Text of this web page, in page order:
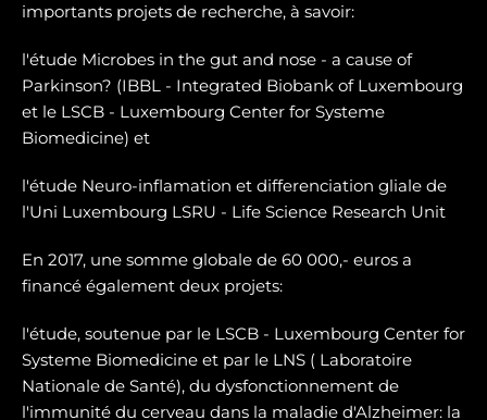
importants projets de recherche, à savoir:
l'étude Microbes in the gut and nose - a cause of
Parkinson? (IBBL - Integrated Biobank of Luxembourg
et le LSCB - Luxembourg Center for Systeme
Biomedicine) et
l'étude Neuro-inflamation et differenciation gliale de
l'Uni Luxembourg LSRU - Life Science Research Unit
En 2017, une somme globale de 60 000,- euros a
financé également deux projets:
l'étude, soutenue par le LSCB - Luxembourg Center for
Systeme Biomedicine et par le LNS ( Laboratoire
Nationale de Santé), du dysfonctionnement de
l'immunité du cerveau dans la maladie d'Alzheimer: la